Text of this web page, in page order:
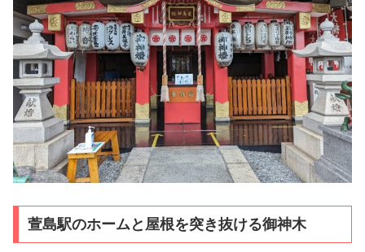
萱島駅のホームと屋根を突き抜ける御神木